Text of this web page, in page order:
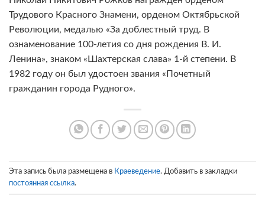
Трудового Красного Знамени, орденом Октябрьской
Революции, медалью «За доблестный труд. В
ознаменование 100-летия со дня рождения В. И.
Ленина», знаком «Шахтерская слава» 1-й степени. В
1982 году он был удостоен звания «Почетный
гражданин города Рудного».
Эта запись была размещена в Краеведение. Добавить в закладки
постоянная ссылка.